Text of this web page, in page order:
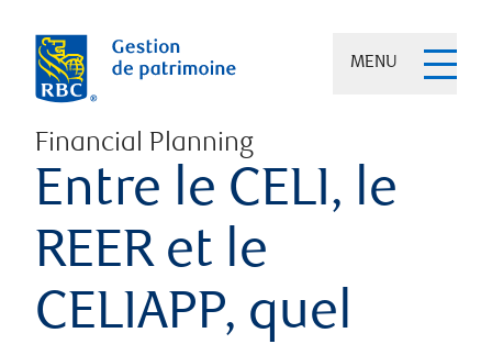
MENU
Financial Planning
Entre le CELI, le
REER et le
CELIAPP, quel